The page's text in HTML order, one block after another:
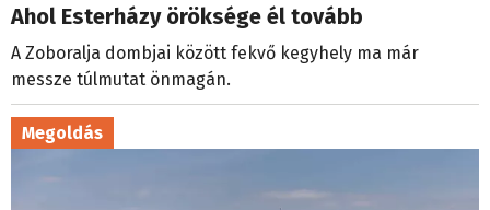
Ahol Esterházy öröksége él tovább
A Zoboralja dombjai között fekvő kegyhely ma már
messze túlmutat önmagán.
Megoldás